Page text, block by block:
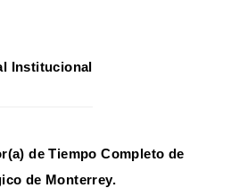
Institucional
de Tiempo Completo de
de Monterrey.